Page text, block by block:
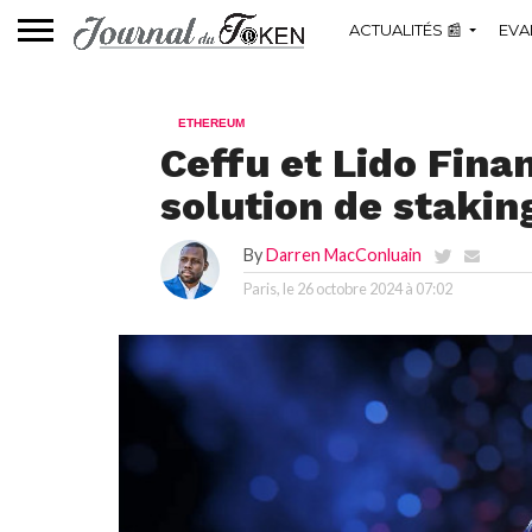
ACTUALITÉS 📰
ETHEREUM
Ceffu et Lido
solution de
ByDarren MacConluain
Paris, le 26 octobre 2024 à 07:02